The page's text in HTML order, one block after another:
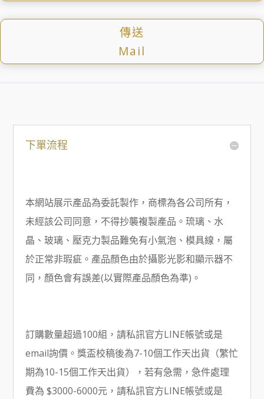
傳送
Mail
下單流程
本網站展示產品為委託製作，商標為各公司所有，
未經該公司同意，不得抄襲複製產品。琉璃、水
晶、玻璃、壓克力製品難免有小氣泡、模具線，屬
於正常非瑕疵。產品顏色由於攝影光影和顯示器不
同，顏色會有誤差(以實際產品顏色為準)。
訂購數量超過100組，請私訊官方LINE帳號或是
email詢價。獎盃校稿後為7-10個工作天出貨（繁忙
期為10-15個工作天出貨），若有急需，急件處理
費為 $3000-6000元，請私訊官方LINE帳號或是